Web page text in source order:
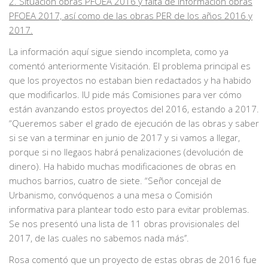
PFOEA 2017, así como de las obras PER de los años 2016 y
2017.
La información aquí sigue siendo incompleta, como ya
comentó anteriormente Visitación. El problema principal es
que los proyectos no estaban bien redactados y ha habido
que modificarlos. IU pide más Comisiones para ver cómo
están avanzando estos proyectos del 2016, estando a 2017.
“Queremos saber el grado de ejecución de las obras y saber
si se van a terminar en junio de 2017 y si vamos a llegar,
porque si no llegaos habrá penalizaciones (devolución de
dinero). Ha habido muchas modificaciones de obras en
muchos barrios, cuatro de siete. “Señor concejal de
Urbanismo, convóquenos a una mesa o Comisión
informativa para plantear todo esto para evitar problemas.
Se nos presentó una lista de 11 obras provisionales del
2017, de las cuales no sabemos nada más’’.
Rosa comentó que un proyecto de estas obras de 2016 fue